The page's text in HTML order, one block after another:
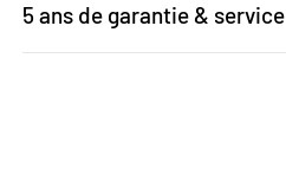
5 ans de garantie & service